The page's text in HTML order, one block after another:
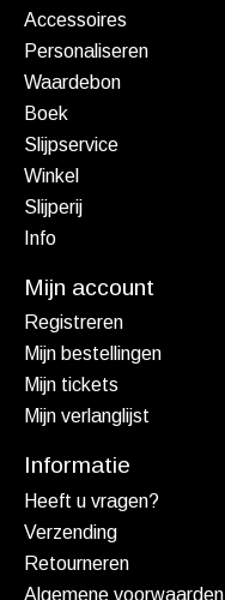
Accessoires
Personaliseren
Waardebon
Boek
Slijpservice
Winkel
Slijperij
Info
Mijn account
Registreren
Mijn bestellingen
Mijn tickets
Mijn verlanglijst
Informatie
Heeft u vragen?
Verzending
Retourneren
Algemene voorwaarden